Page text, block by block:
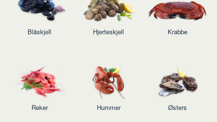
Blåskjell Hjerteskjell Krabbe
Reker Hummer Østers